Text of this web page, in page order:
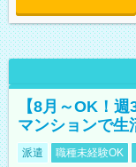
【8月～OK！
マンションで生
派遣 職種未経験OK